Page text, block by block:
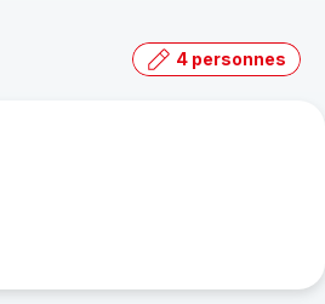
4 personnes